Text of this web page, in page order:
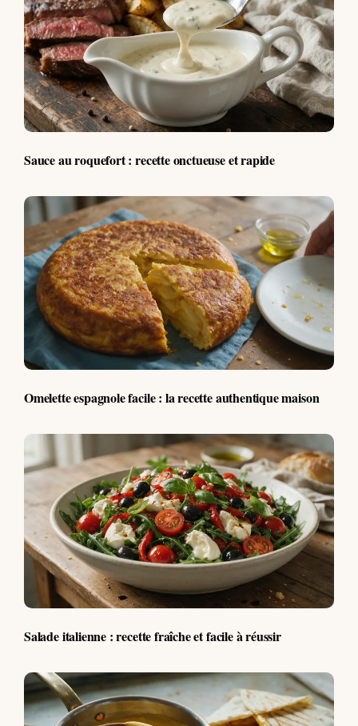
Sauce au roquefort : recette onctueuse et rapide
Omelette espagnole facile : la recette authentique maison
Salade italienne : recette fraîche et facile à réussir